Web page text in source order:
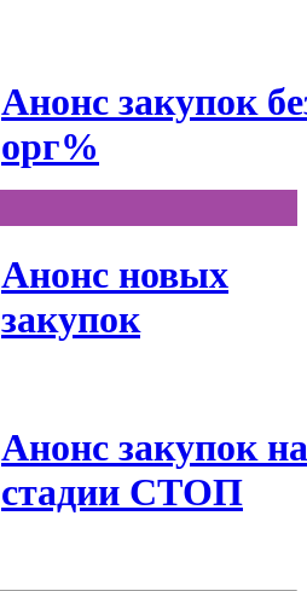
Анонс закупок
орг%
Анонс новых
закупок
Анонс закупок на
стадии СТОП